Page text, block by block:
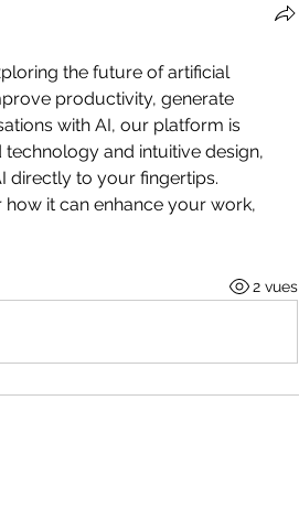
the future of artificial
productivity, generate
with AI, our platform is
and intuitive design,
directly to your fingertips.
it can enhance your work,
2 vues